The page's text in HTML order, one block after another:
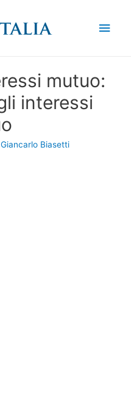
mutuo:
interessi
Giancarlo Biasetti